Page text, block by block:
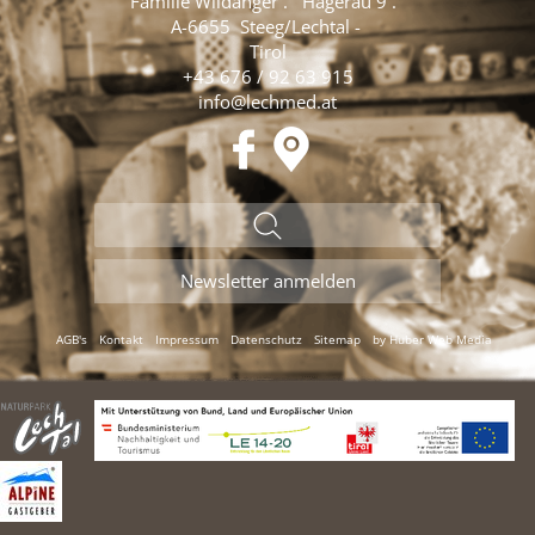
A-6655 Steeg/Lechtal-
Tirol
+43 676 / 92 63 915
info@lechmed.at
AGB's Kontakt Impressum Datenschutz Sitemap by Huber Web Media